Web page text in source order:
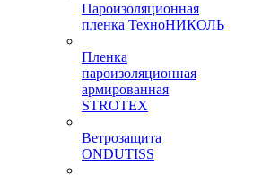
Пароизоляционная
пленка ТехноНИКОЛЬ
Пленка
пароизоляционная
армированная
STROTEX
Ветрозащита
ONDUTISS